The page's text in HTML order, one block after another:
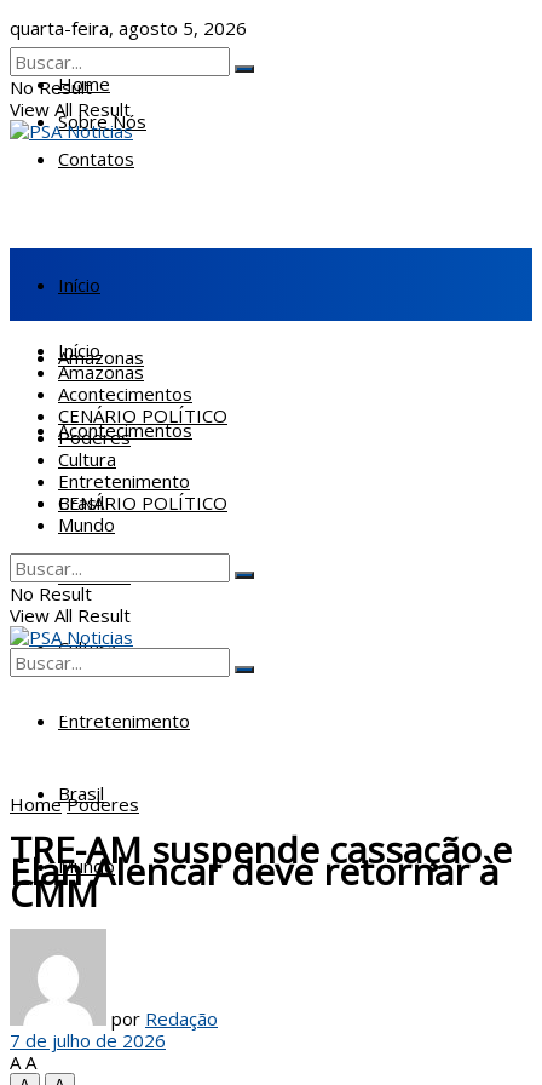
quarta-feira, agosto 5, 2026
Home
Sobre Nós
Contatos
No Result
View All Result
Início
Amazonas
Acontecimentos
CENÁRIO POLÍTICO
Poderes
Cultura
Entretenimento
Brasil
Mundo
Início
Amazonas
Acontecimentos
CENÁRIO POLÍTICO
Poderes
Cultura
Entretenimento
Brasil
Mundo
No Result
View All Result
View All Result
Home Poderes
TRE-AM suspende cassação e
Elan Alencar deve retornar à
CMM
por Redação
7 de julho de 2026
A A